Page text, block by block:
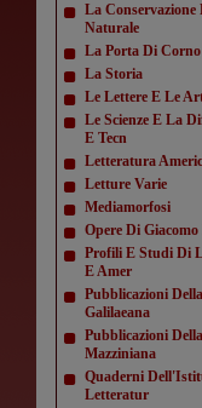
La Conservazione
Naturale
La Porta Di Corno
La Storia
Le Lettere E Le
Le Scienze E La
E Tecn
Letteratura
Letture Varie
Mediamorfosi
Opere Di
Profili E Studi Di
E Amer
Pubblicazioni
Galilaeana
Pubblicazioni
Mazziniana
Quaderni
Letteratur